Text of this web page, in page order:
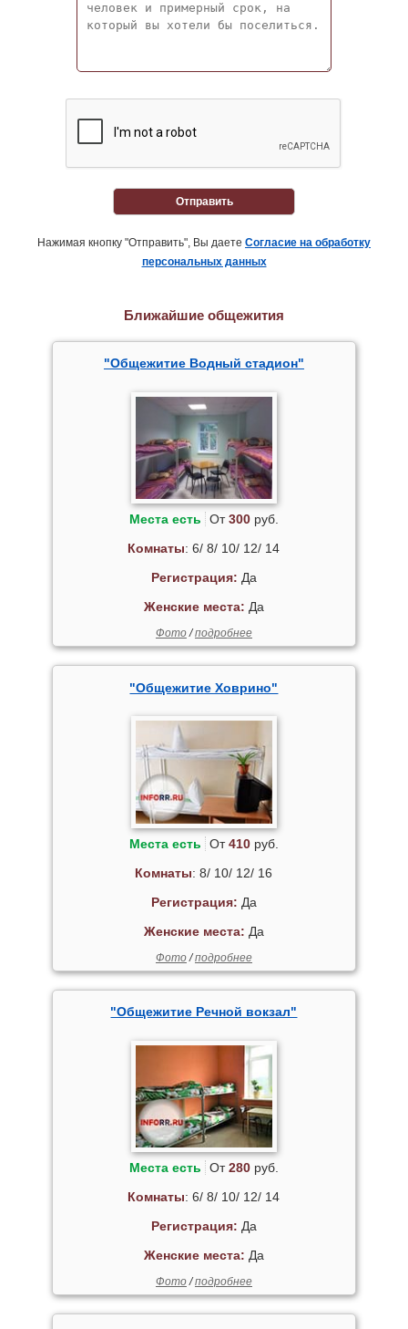
Отправить
Нажимая кнопку "Отправить", Вы даете Согласие на обработку
персональных данных
Ближайшие общежития
"Общежитие Водный стадион"
Места есть От300руб.
Комнаты: 6/ 8/ 10/ 12/ 14
Регистрация: Да
Женские места: Да
Фото/подробнее
"Общежитие Ховрино"
Места есть От410руб.
Комнаты: 8/ 10/ 12/ 16
Регистрация: Да
Женские места: Да
Фото/подробнее
"Общежитие Речной вокзал"
Места есть От280руб.
Комнаты: 6/ 8/ 10/ 12/ 14
Регистрация: Да
Женские места: Да
Фото/подробнее